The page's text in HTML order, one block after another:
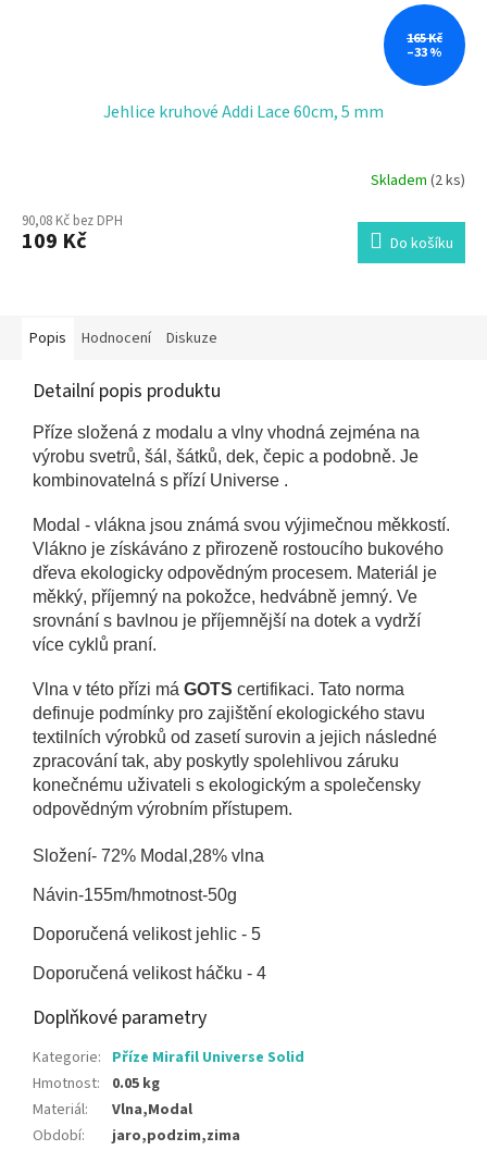
165 Kč
–33 %
Jehlice kruhové Addi Lace 60cm, 5 mm
Skladem (2 ks)
90,08 Kč bez DPH
109 Kč Do košíku
Popis Hodnocení Diskuze
Detailní popis produktu
Příze složená z modalu a vlny vhodná zejména na
výrobu svetrů, šál, šátků, dek, čepic a podobně. Je
kombinovatelná s přízí Universe .
Modal - vlákna jsou známá svou výjimečnou měkkostí.
Vlákno je získáváno z přirozeně rostoucího bukového
dřeva ekologicky odpovědným procesem. Materiál je
měkký, příjemný na pokožce, hedvábně jemný. Ve
srovnání s bavlnou je příjemnější na dotek a vydrží
více cyklů praní.
Vlna v této přízi má GOTS certifikaci. Tato norma
definuje podmínky pro zajištění ekologického stavu
textilních výrobků od zasetí surovin a jejich následné
zpracování tak, aby poskytly spolehlivou záruku
konečnému uživateli s ekologickým a společensky
odpovědným výrobním přístupem.
Složení- 72% Modal,28% vlna
Návin-155m/hmotnost-50g
Doporučená velikost jehlic - 5
Doporučená velikost háčku - 4
Doplňkové parametry
Kategorie: Příze Mirafil Universe Solid
Hmotnost:
0.05 kg
Materiál:
Vlna,Modal
Období:
jaro,podzim,zima